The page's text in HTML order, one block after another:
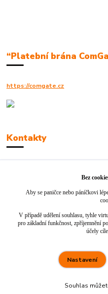
“Platební brána
https://comgate.cz
Kontakty
info@jackie-shop.cz
Vytvořeno na
Bez
Aby se paničce nebo páníčkovi
V případě udělení souhlasu, tyhle
pro základní funkčnost, zpříjemnění
účely
Nastavení
Souhlas